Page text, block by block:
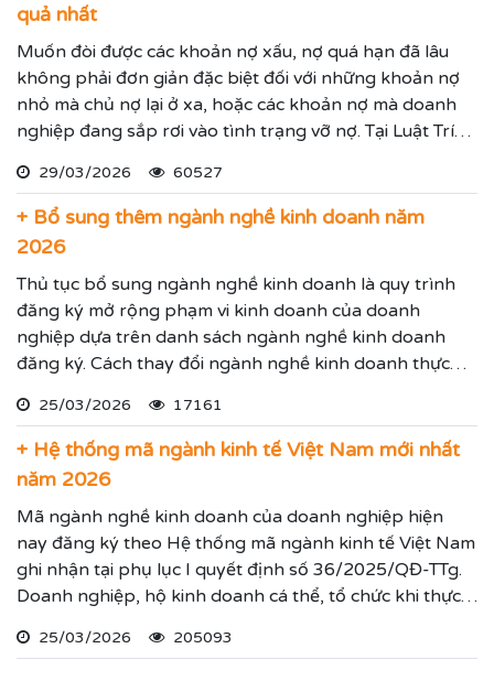
quả nhất
Muốn đòi được các khoản nợ xấu, nợ quá hạn đã lâu
không phải đơn giản đặc biệt đối với những khoản nợ
nhỏ mà chủ nợ lại ở xa, hoặc các khoản nợ mà doanh
nghiệp đang sắp rơi vào tình trạng vỡ nợ. Tại Luật Trí
quyết các tranh chấp kinh tế hiệu quả đảm bảo sẽ giúp
thực hiện các yêu cầu mà Quý vị đưa ra.
29/03/2026 60527
+ Bổ sung thêm ngành nghề kinh doanh năm
2026
Thủ tục bổ sung ngành nghề kinh doanh là quy trình
đăng ký mở rộng phạm vi kinh doanh của doanh
nghiệp dựa trên danh sách ngành nghề kinh doanh
đăng ký. Cách thay đổi ngành nghề kinh doanh thực
25/03/2026 17161
+ Hệ thống mã ngành kinh tế Việt Nam mới nhất
năm 2026
Mã ngành nghề kinh doanh của doanh nghiệp hiện
nay đăng ký theo Hệ thống mã ngành kinh tế Việt Nam
ghi nhận tại phụ lục I quyết định số 36/2025/QĐ-TTg.
Doanh nghiệp, hộ kinh doanh cá thể, tổ chức khi thực
ghi nhận lĩnh vực hoạt động, ngành nghề kinh doanh
25/03/2026 205093